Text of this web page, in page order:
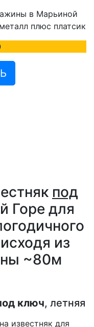
под
Горе для
из
~80м
ключ, летняя